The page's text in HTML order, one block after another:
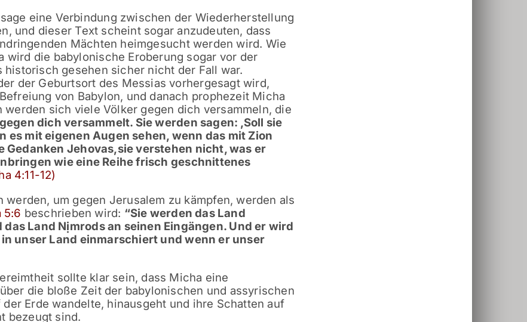
eine Verbindung zwischen der Wiederherstellung
und dieser Text scheint sogar anzudeuten, dass
Mächten heimgesucht werden wird. Wie
wird die babylonische Eroberung sogar vor der
gesehen sicher nicht der Fall war.
der Geburtsort des Messias vorhergesagt wird,
von Babylon, und danach prophezeit Micha
werden sich viele Völker gegen dich versammeln, die
dich versammelt. Sie werden sagen: ‚Soll sie
es mit eigenen Augen sehen, wenn das mit Zion
Gedanken Jehovas,sie verstehen nicht, was er
wie eine Reihe frisch geschnittenes
4:11-12)
um gegen Jerusalem zu kämpfen, werden als
5:6 beschrieben wird: “Sie werden das Land
das Land Nịmrods an seinen Eingängen. Und er wird
unser Land einmarschiert und wenn er unser
sollte klar sein, dass Micha eine
die bloße Zeit der babylonischen und assyrischen
Erde wandelte, hinausgeht und ihre Schatten auf
bezeugt sind.